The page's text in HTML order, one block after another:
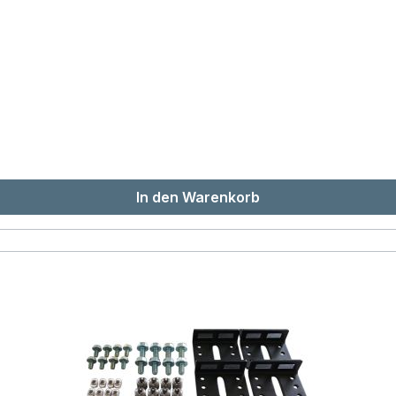
Sie das Produkt entsprechend der Montageanleitung in
Materialen sind recyclebar und müssen getrennt
Entsorgungsstellen in Ihrer Nähe.
In den Warenkorb